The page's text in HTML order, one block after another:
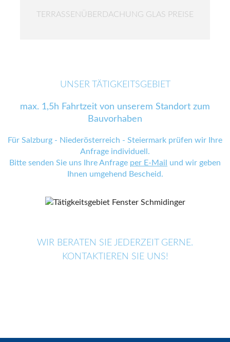
TERRASSENÜBERDACHUNG GLAS PREISE
UNSER TÄTIGKEITSGEBIET
max. 1,5h Fahrtzeit von unserem Standort zum
Bauvorhaben
Für Salzburg - Niederösterreich - Steiermark prüfen wir Ihre
Anfrage individuell.
Bitte senden Sie uns Ihre Anfrage per E-Mail
und wir geben
Ihnen umgehend Bescheid.
WIR BERATEN SIE JEDERZEIT GERNE.
KONTAKTIEREN SIE UNS!